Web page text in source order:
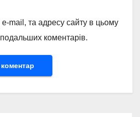
mail, та адресу сайту в цьому
коментарів.